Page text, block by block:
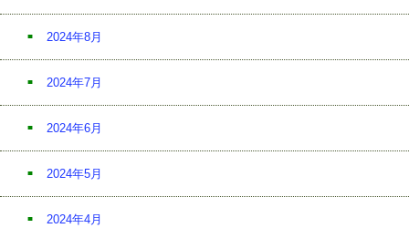
2024年8月
2024年7月
2024年6月
2024年5月
2024年4月